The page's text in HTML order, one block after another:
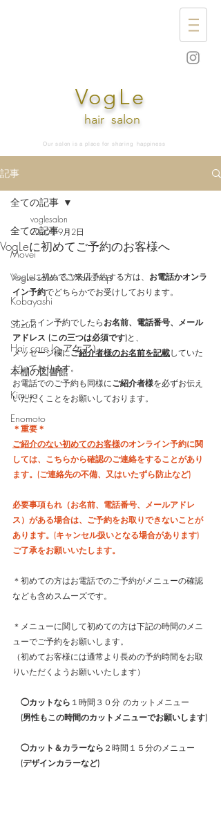
VogLe
hair salon
Our salon is a place for sharing happiness
記事
全ての記事
Movei
VogLe salon & Workshop
Kobayashi
Suzuki
Hair care (ヘアケア）
本棚の図書館
Kimura
Enomoto
全ての記事
VogLeに初めてご予約のお客様へ
voglesalon
2020年9月2日
VogLeに初めてご来店予約する方は、 お電話かオンラ
イン予約でどちらかでお受けしております。
オンライン予約でしたらお名前、電話番号、メール
アドレス (この三つは必須です)と、
メッセージ欄にご紹介者様のお名前を記載していた
だいております。
お電話でのご予約も同様にご紹介者様を必ずお伝え
いただくことをお願いしております。
＊重要＊
ご紹介のない初めてのお客様のオンライン予約に関
しては、こちらから確認のご連絡をすることがあり
ます。(ご連絡先の不備、又はいたずら防止など)
必要事項もれ（お名前、電話番号、メールアドレ
ス）がある場合は、ご予約をお取りできないことが
あります。(キャンセル扱いとなる場合があります)
ご了承をお願いいたします。
＊初めての方はお電話でのご予約がメニューの確認
なども含めスムーズです。
＊メニューに関して初めての方は下記の時間のメニ
ューでご予約をお願いします。
（初めてお客様には通常より長めの予約時間をお取
りいただくようお願いいたします）
◯カットなら １時間３０分 のカットメニュー
(男性もこの時間のカットメニューでお願いします)
◯カット＆カラーなら ２時間１５分のメニュー
(デザインカラーなど)